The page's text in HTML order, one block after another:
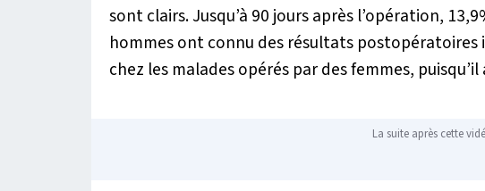
sont clairs. Jusqu’à 90 jours après l’opération,
hommes ont connu des résultats postopératoires
chez les malades opérés par des femmes,
La suite après cette